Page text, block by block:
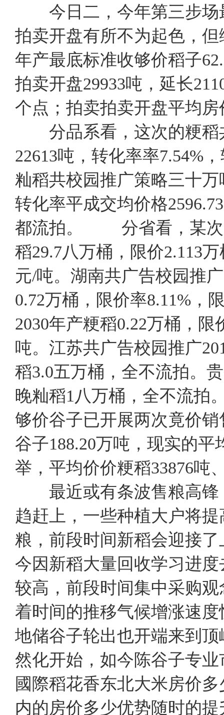
今日二，今年第三步场
拍卖开盘有所不为起色，
年产最底标准收够价稻子
拍卖开盘29933吨，延长
个点；拍卖拍卖开盘平均
分品系看，这次的粳稻
22613吨，转化率率7.54%
籼稻共校园推广策略三十
转化率平成交均价格
都流拍。 分省看，某次
稻29.7八万桶，限价2.113
元/吨。湖南共广告校园推
0.72万桶，限价率8.11%，
2030年产粳稻0.22万桶，
吨。江苏共广告校园推广
稻3.0五万桶，全不流拍。
晚籼稻1八万桶，全不流
够价谷子已开展两次竟价
谷子188.20万吨，现实的平
举，平均价价粳稻33876吨
最近或有条波售粮高
趋赶上，一些种植大户将
粮，前段时间新稻会迎接
今因新稻大量回收学习进
较高，前段时间集中采购
着时间的推移气候增涨速
地储谷子轮出也开端来到
然化开始，如今陈谷子专
國際稻花香东北大米房价
内的房价多少优势随时